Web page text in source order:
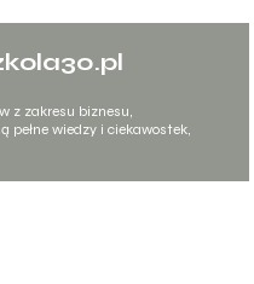
z zakresu biznesu,
pełne wiedzy i ciekawostek,